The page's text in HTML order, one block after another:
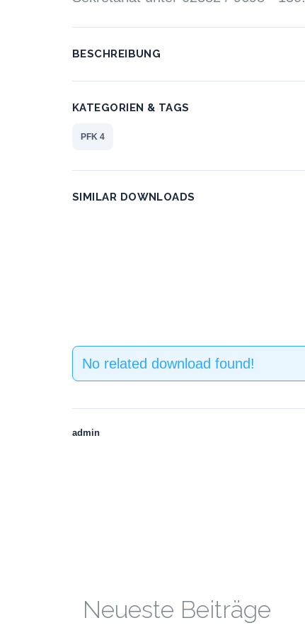
BESCHREIBUNG
KATEGORIEN & TAGS
PFK 4
SIMILAR DOWNLOADS
No related download found!
admin
Neueste Beiträge